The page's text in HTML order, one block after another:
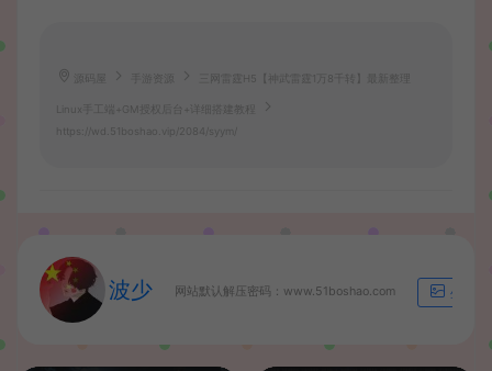
手游资源 三网雷霆H5【神武雷霆1万8千转】最新整理
Linux手工端+GM授权后台+详细搭建教程
https://wd.51boshao.vip/2084/syym/
波少 网站默认解压密码：www.51boshao.com 生成海